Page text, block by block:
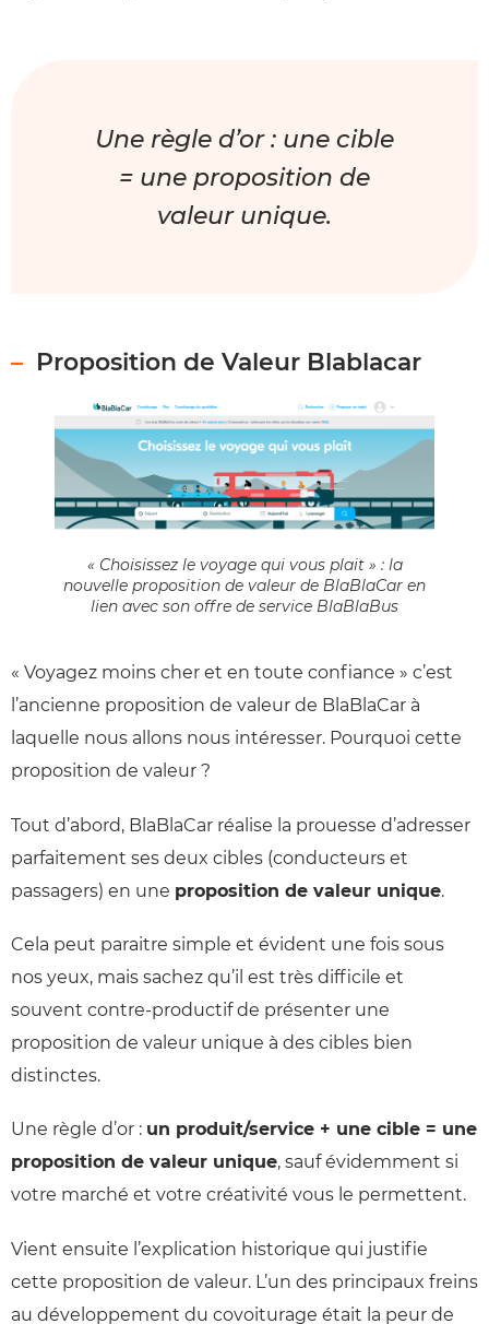
Une règle d’or : une cible
= une proposition de
valeur unique.
Proposition de Valeur Blablacar
« Choisissez le voyage qui vous plait » : la
nouvelle proposition de valeur de BlaBlaCar en
lien avec son offre de service BlaBlaBus
« Voyagez moins cher et en toute confiance » c’est
l’ancienne proposition de valeur de BlaBlaCar à
laquelle nous allons nous intéresser. Pourquoi cette
proposition de valeur ?
Tout d’abord, BlaBlaCar réalise la prouesse d’adresser
parfaitement ses deux cibles (conducteurs et
passagers) en une proposition de valeur unique.
Cela peut paraitre simple et évident une fois sous
nos yeux, mais sachez qu’il est très difficile et
souvent contre-productif de présenter une
proposition de valeur unique à des cibles bien
distinctes.
Une règle d’or : un produit/service + une cible = une
proposition de valeur unique, sauf évidemment si
votre marché et votre créativité vous le permettent.
Vient ensuite l’explication historique qui justifie
cette proposition de valeur. L’un des principaux freins
au développement du covoiturage était la peur de